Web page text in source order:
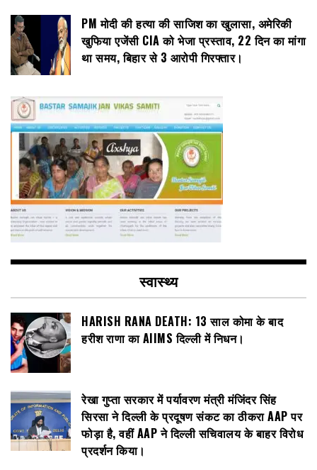
PM मोदी की हत्या की साजिश का खुलासा, अमेरिकी
खुफिया एजेंसी CIA को भेजा प्रस्ताव, 22 दिन का मांगा
था समय, बिहार से 3 आरोपी गिरफ्तार।
स्वास्थ्य
HARISH RANA DEATH: 13 साल कोमा के बाद
हरीश राणा का AIIMS दिल्ली में निधन।
रेखा गुप्ता सरकार में पर्यावरण मंत्री मंजिंदर सिंह
सिरसा ने दिल्ली के प्रदूषण संकट का ठीकरा AAP पर
फोड़ा है, वहीं AAP ने दिल्ली सचिवालय के बाहर विरोध
प्रदर्शन किया।